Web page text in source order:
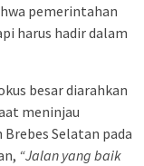
pemerintahan
harus hadir dalam
besar diarahkan
meninjau
Selatan pada
“Jalan yang baik